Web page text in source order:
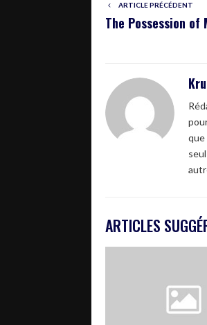
ARTICLE PRÉCÉDENT
The Possession of
que
ARTICLES